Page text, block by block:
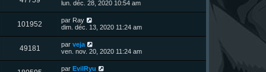
s
s
a
g
e
r
m
e
s
s
a
g
e
u
e
i
e
r
m
e
s
s
lun. déc. 28, 2020 10:54 am
101952
u
D
e
i
e
r
m
par Ray
dim. déc. 13, 2020 11:24 am
49181
u
D
e
par veja
ven. nov. 20, 2020 11:24 am
D
par EvilRyu